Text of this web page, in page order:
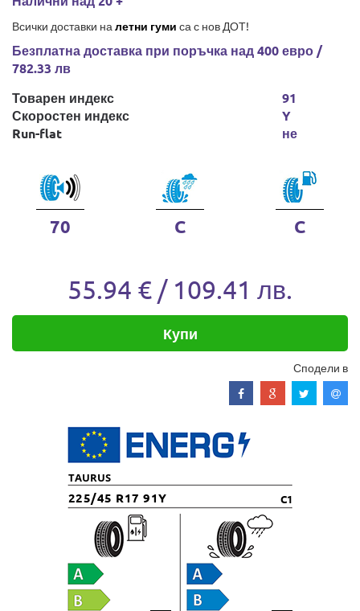
Всички доставки на летни гуми са с нов ДОТ!
Безплатна доставка при поръчка над 400 евро /
782.33 лв
Товарен индекс
Скоростен индекс
Run-flat
91
Y
не
70 C C
55.94 € / 109.41 лв.
Купи
Сподели в
TAURUS
225/45 R17 91Y C1